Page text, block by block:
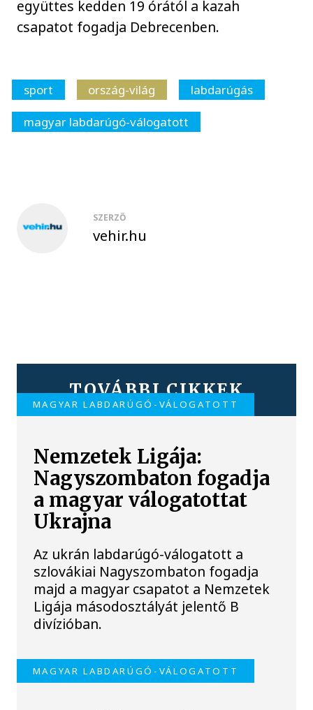
együttes kedden 19 órától a kazah
csapatot fogadja Debrecenben.
sport ország-világ
labdarúgás
magyar labdarúgó-válogatott
SZERZŐ
vehir.hu
TOVÁBBI CIKKEK
MAGYAR LABDARÚGÓ-VÁLOGATOTT
Nemzetek Ligája:
Nagyszombaton fogadja
a magyar válogatottat
Ukrajna
Az ukrán labdarúgó-válogatott a
szlovákiai Nagyszombaton fogadja
majd a magyar csapatot a Nemzetek
Ligája másodosztályát jelentő B
divízióban.
MAGYAR LABDARÚGÓ-VÁLOGATOTT